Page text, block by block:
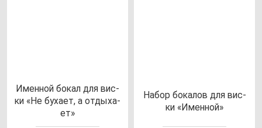
Имен­ной бо­кал для вис­
ки «Не бу­ха­ет, а от­ды­ха­
ет»
Набор бо­ка­лов для вис­
ки «Имен­ной»